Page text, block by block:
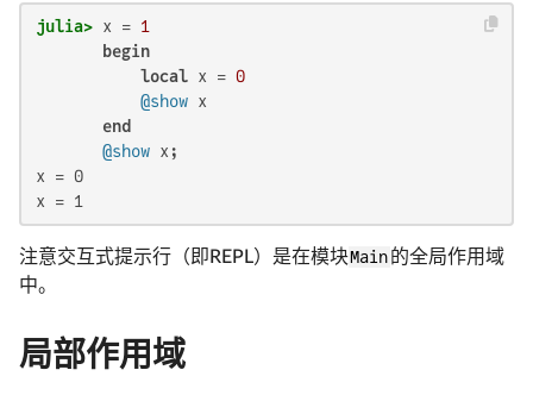
julia> x = 1
begin
local x = 0
@show x
end
@show
x = 0
x = 1
注意交互式提示行（即REPL）是在模块Main 的全局作用域
中。
局部作用域